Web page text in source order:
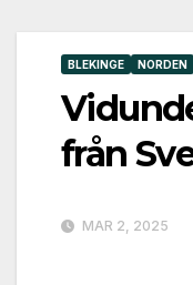
BLEKINGE NORDEN
från
MAR 2, 2025